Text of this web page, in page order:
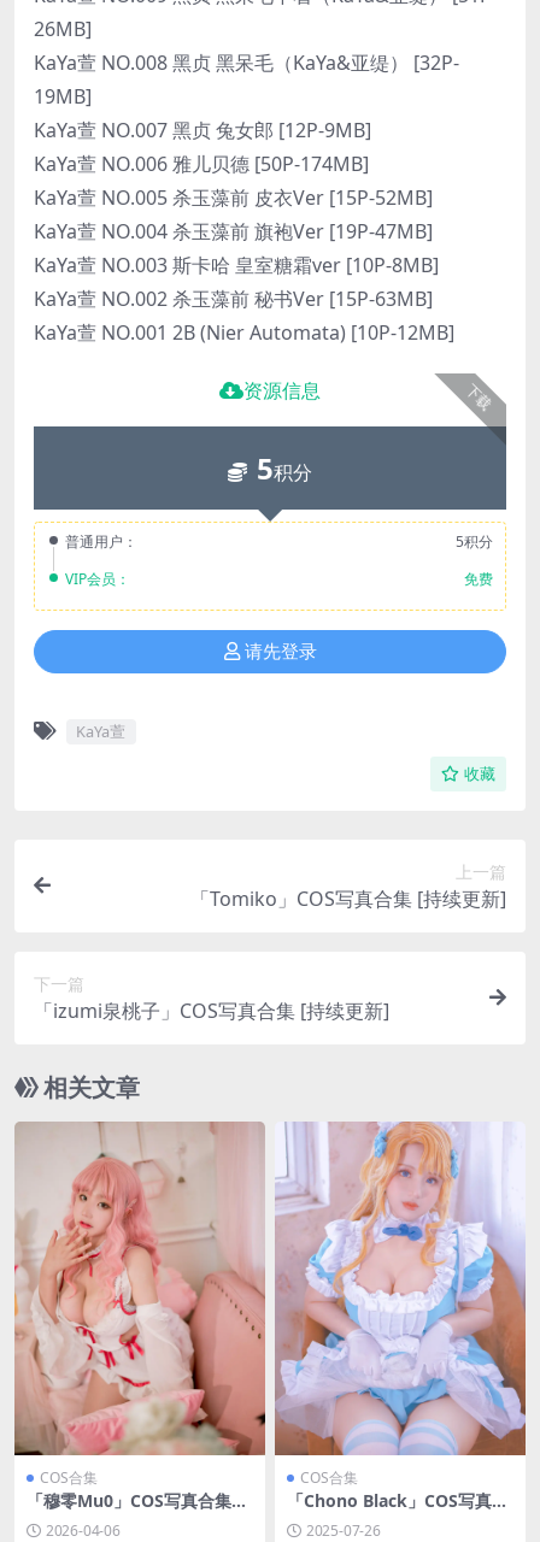
26MB]
KaYa萱 NO.008 黑贞 黑呆毛（KaYa&亚缇） [32P-
19MB]
KaYa萱 NO.007 黑贞 兔女郎 [12P-9MB]
KaYa萱 NO.006 雅儿贝德 [50P-174MB]
KaYa萱 NO.005 杀玉藻前 皮衣Ver [15P-52MB]
KaYa萱 NO.004 杀玉藻前 旗袍Ver [19P-47MB]
KaYa萱 NO.003 斯卡哈 皇室糖霜ver [10P-8MB]
KaYa萱 NO.002 杀玉藻前 秘书Ver [15P-63MB]
KaYa萱 NO.001 2B (Nier Automata) [10P-12MB]
下载
资源信息
5积分
普通用户：
5积分
VIP会员：
免费
请先登录
KaYa萱
收藏
上一篇
「Tomiko」COS写真合集 [持续更新]
下一篇
「izumi泉桃子」COS写真合集 [持续更新]
相关文章
COS合集
「穆零Mu0」COS写真合集
[持续更新]
2026-04-06
COS合集
「Chono Black」COS写真合
集 [持续更新]
2025-07-26